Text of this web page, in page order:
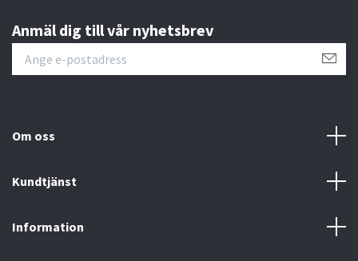
Anmäl dig till vår nyhetsbrev
Om oss
Kundtjänst
Information